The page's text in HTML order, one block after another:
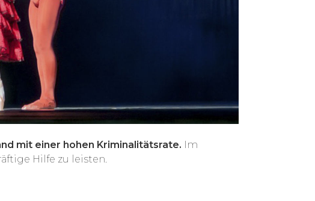
mit einer hohen Kriminalitätsrate. Im
Hilfe zu leisten.